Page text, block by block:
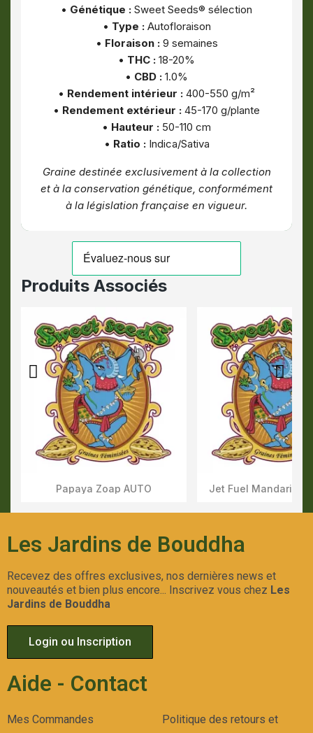
• Génétique : Sweet Seeds® sélection
• Type :Autofloraison
• Floraison :9 semaines
• THC : 18-20%
• CBD : 1.0%
• Rendement intérieur : 400-550 g/m²
• Rendement extérieur : 45-170 g/plante
• Hauteur : 50-110 cm
• Ratio :Indica/Sativa
Graine destinée exclusivement à la collection
et à la conservation génétique, conformément
à la législation française en vigueur.
Produits Associés
Aperçu Rapide
Papaya Zoap AUTO Aperçu
Jet Fuel Mandarine
Les Jardins de Bouddha
Recevez des offres exclusives, nos dernières news et
nouveautés et bien plus encore... Inscrivez vous chez Les
Jardins de Bouddha
Login ou Inscription
Aide - Contact
Mes Commandes Politique des retours et